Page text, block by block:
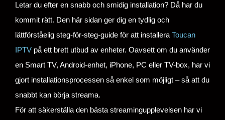
Letar du efter en snabb och smidig installation? Då har du
kommit rätt. Den här sidan ger dig en tydlig och
lättförståelig steg-för-steg-guide för att installera Toucan
IPTV på ett brett utbud av enheter. Oavsett om du använder
en Smart TV, Android-enhet, iPhone, PC eller TV-box, har vi
gjort installationsprocessen så enkel som möjligt – så att du
snabbt kan börja streama.
För att säkerställa den bästa streamingupplevelsen har vi